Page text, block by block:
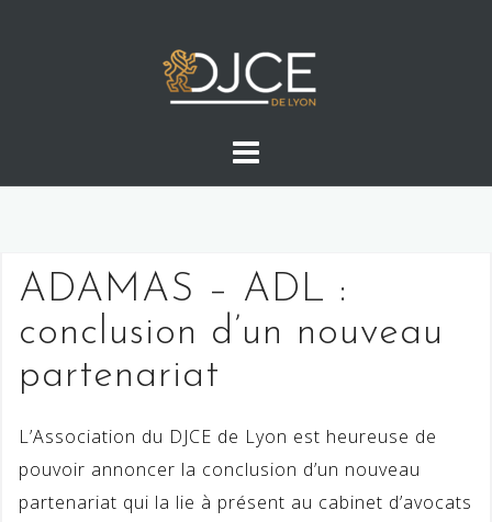
ADAMAS – ADL :
conclusion d’un nouveau
partenariat
L’Association du DJCE de Lyon est heureuse de
pouvoir annoncer la conclusion d’un nouveau
partenariat qui la lie à présent au cabinet d’avocats